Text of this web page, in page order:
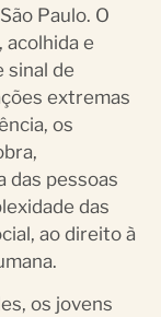
Paulo. O
e
sinal de
extremas
os
das pessoas
das
ao direito à
os jovens